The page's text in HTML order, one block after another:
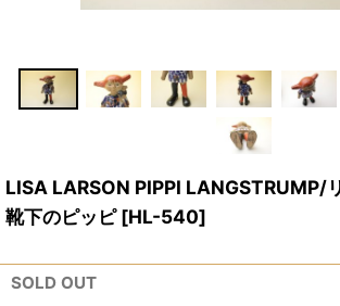
LISA LARSON PIPPI LANGSTRUMP/
靴下のピッピ [HL-540]
SOLD OUT